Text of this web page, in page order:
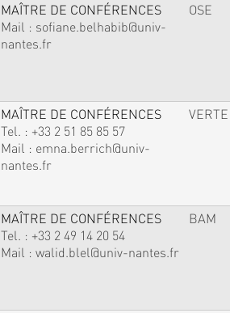
MAÎTRE DE CONFÉRENCES
Mail : sofiane.belhabib@univ-
nantes.fr
OSE
MAÎTRE DE CONFÉRENCES
Tel. : +33 2 51 85 85 57
Mail : emna.berrich@univ-
nantes.fr
VERTE
MAÎTRE DE CONFÉRENCES
Tel. : +33 2 49 14 20 54
Mail : walid.blel@univ-nantes.fr
BAM